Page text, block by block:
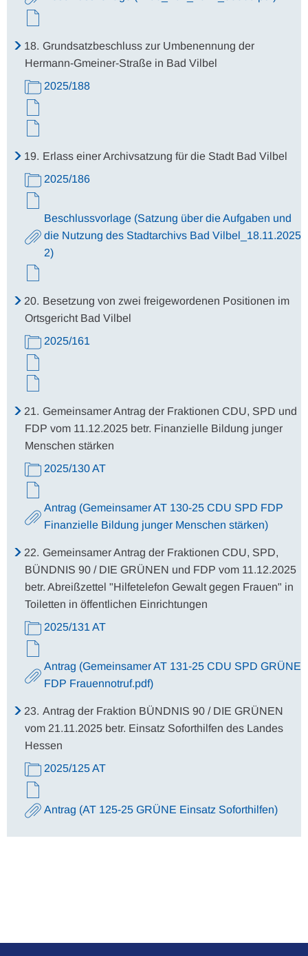
18. Grundsatzbeschluss zur Umbenennung der
Hermann-Gmeiner-Straße in Bad Vilbel
2025/188
19. Erlass einer Archivsatzung für die Stadt Bad Vilbel
2025/186
Beschlussvorlage (Satzung über die Aufgaben und
die Nutzung des Stadtarchivs Bad Vilbel_18.11.2025
2)
20. Besetzung von zwei freigewordenen Positionen im
Ortsgericht Bad Vilbel
2025/161
21. Gemeinsamer Antrag der Fraktionen CDU, SPD und
FDP vom 11.12.2025 betr. Finanzielle Bildung junger
Menschen stärken
2025/130 AT
Antrag (Gemeinsamer AT 130-25 CDU SPD FDP
Finanzielle Bildung junger Menschen stärken)
22. Gemeinsamer Antrag der Fraktionen CDU, SPD,
BÜNDNIS 90 / DIE GRÜNEN und FDP vom 11.12.2025
betr. Abreißzettel "Hilfetelefon Gewalt gegen Frauen" in
Toiletten in öffentlichen Einrichtungen
2025/131 AT
Antrag (Gemeinsamer AT 131-25 CDU SPD GRÜNE
FDP Frauennotruf.pdf)
23. Antrag der Fraktion BÜNDNIS 90 / DIE GRÜNEN
vom 21.11.2025 betr. Einsatz Soforthilfen des Landes
Hessen
2025/125 AT
Antrag (AT 125-25 GRÜNE Einsatz Soforthilfen)